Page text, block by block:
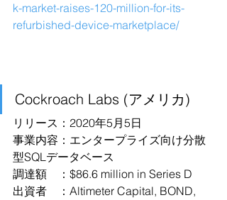
k-market-raises-120-million-for-its-
refurbished-device-marketplace/
Cockroach Labs (アメリカ)
リリース：2020年5月5日
事業内容：エンタープライズ向け分散
型SQLデータベース
調達額　：$86.6 million in Series D
出資者　：Altimeter Capital, BOND,